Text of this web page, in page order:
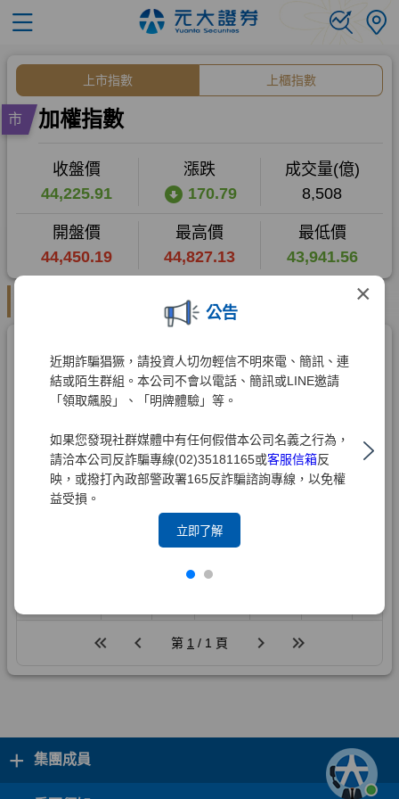
×
公告
近期詐騙猖獗，請投資人切勿輕信不明來電、簡訊、連
結或陌生群組。本公司不會以電話、簡訊或LINE邀請
「領取飆股」、「明牌體驗」等。
如果您發現社群媒體中有任何假借本公司名義之行為，
請洽本公司反詐騙專線(02)35181165或客服信箱反
映，或撥打內政部警政署165反詐騙諮詢專線，以免權
益受損。
立即了解
+ 集團成員